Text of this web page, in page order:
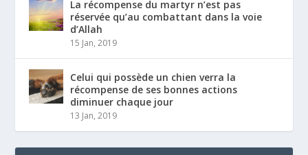
La récompense du martyr n’est pas
réservée qu’au combattant dans la voie
d’Allah
15 Jan, 2019
Celui qui possède un chien verra la
récompense de ses bonnes actions
diminuer chaque jour
13 Jan, 2019